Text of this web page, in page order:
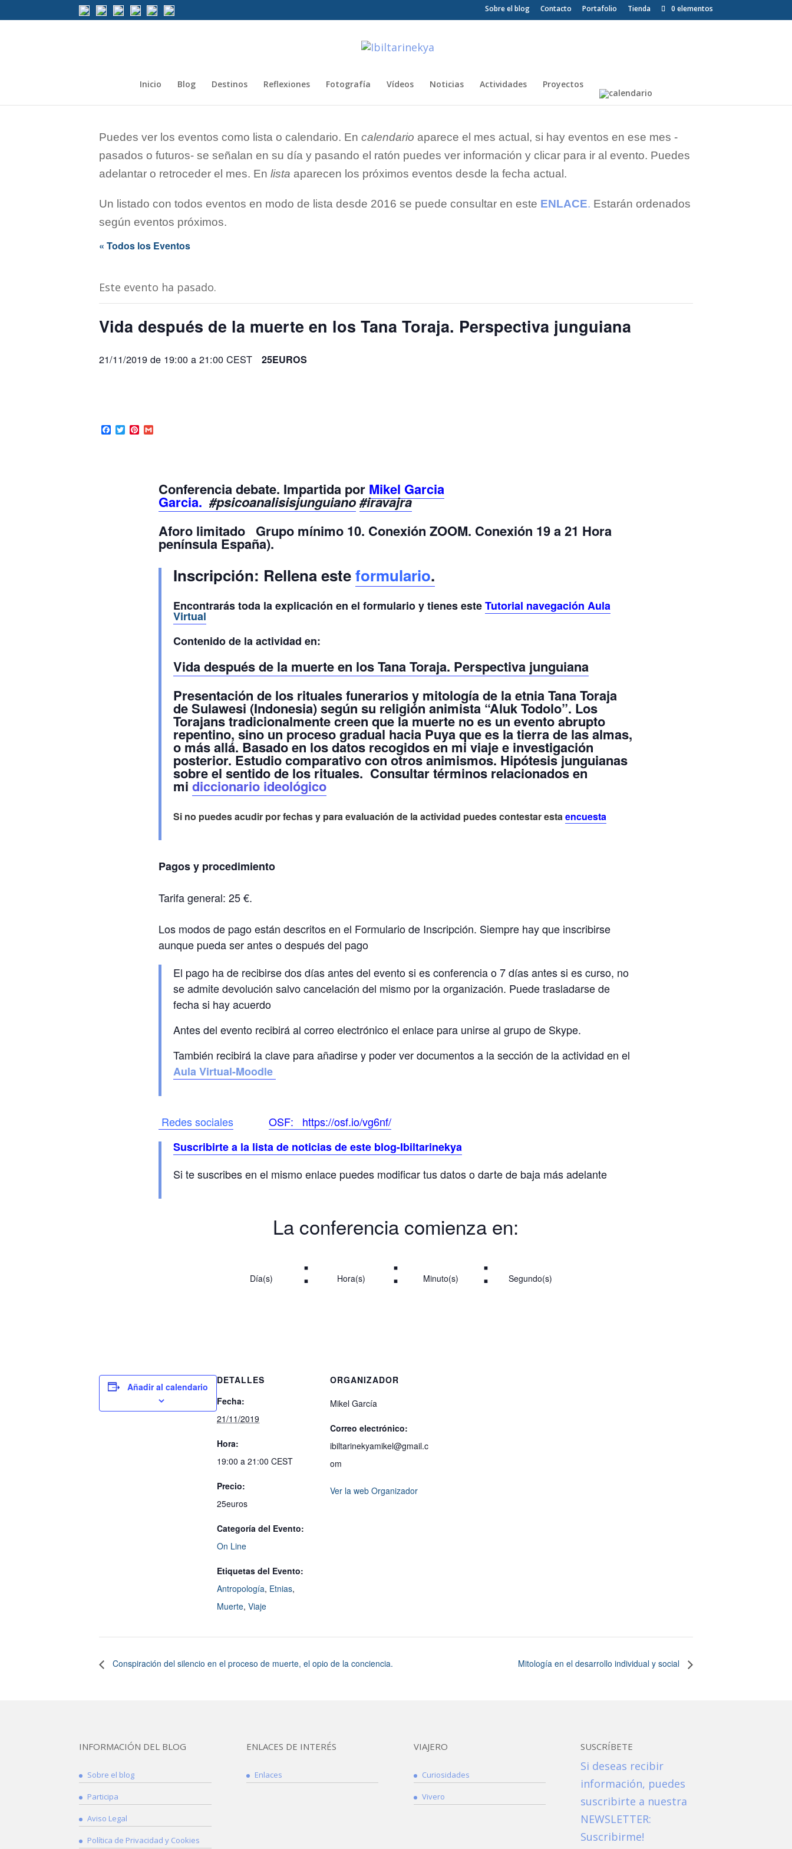
Sobre el blog Contacto Portafolio Tienda 0 elementos
Inicio Blog Destinos Reflexiones Fotografía Vídeos Noticias Actividades Proyectos
Puedes ver los eventos como lista o calendario. En calendario aparece el mes actual, si hay eventos en ese mes -
pasados o futuros- se señalan en su día y pasando el ratón puedes ver información y clicar para ir al evento. Puedes
adelantar o retroceder el mes. En lista aparecen los próximos eventos desde la fecha actual.
Un listado con todos eventos en modo de lista desde 2016 se puede consultar en este ENLACE. Estarán ordenados
según eventos próximos.
« Todos los Eventos
Este evento ha pasado.
Vida después de la muerte en los Tana Toraja. Perspectiva junguiana
21/11/2019 de 19:00 a 21:00 CEST 25EUROS
Facebook
TwitterPinterest
Conferencia debate. Impartida por Mikel Garcia
Garcia. #psicoanalisisjunguiano#iravajra
Aforo limitado Grupo mínimo 10. Conexión ZOOM. Conexión 19 a 21 Hora
península España).
Inscripción: Rellena esteformulario.
Encontrarás toda la explicación en el formulario y tienes esteTutorial navegación Aula
Virtual
Contenido de la actividad en:
Vida después de la muerte en los Tana Toraja. Perspectiva junguiana
Presentación de los rituales funerarios y mitología de la etnia Tana Toraja
de Sulawesi (Indonesia) según su religión animista “Aluk Todolo”. Los
Torajans tradicionalmente creen que la muerte no es un evento abrupto
repentino, sino un proceso gradual hacia Puya que es la tierra de las almas,
o más allá. Basado en los datos recogidos en mi viaje e investigación
posterior. Estudio comparativo con otros animismos. Hipótesis junguianas
sobre el sentido de los rituales. Consultar términos relacionados en
mi diccionario ideológico
Si no puedes acudir por fechas y para evaluación de la actividad puedes contestar estaencuesta
Pagos y procedimiento
Tarifa general: 25 €.
Los modos de pago están descritos en el Formulario de Inscripción. Siempre hay que inscribirse
aunque pueda ser antes o después del pago
El pago ha de recibirse dos días antes del evento si es conferencia o 7 días antes si es curso, no
se admite devolución salvo cancelación del mismo por la organización. Puede trasladarse de
fecha si hay acuerdo
Antes del evento recibirá al correo electrónico el enlace para unirse al grupo de Skype.
También recibirá la clave para añadirse y poder ver documentos a la sección de la actividad en el
Aula Virtual-Moodle
Redes sociales
OSF: https://osf.io/vg6nf/
Suscribirte a la lista de noticias de este blog-Ibiltarinekya
Si te suscribes en el mismo enlace puedes modificar tus datos o darte de baja más adelante
La conferencia comienza en:
Día(s) : Hora(s) : Minuto(s) : Segundo(s)
Añadir al calendario
DETALLES
Fecha:
21/11/2019
Hora:
19:00 a 21:00 CEST
Precio:
25euros
Categoría del Evento:
On Line
Etiquetas del Evento:
Antropología, Etnias,
Muerte, Viaje
ORGANIZADOR
Mikel García
Correo electrónico:
ibiltarinekyamikel@gmail.c
om
Ver la web Organizador
Conspiración del silencio en el proceso de muerte, el opio de la conciencia. Mitología en el desarrollo individual y social
INFORMACIÓN DEL BLOG
Sobre el blog
Participa
Aviso Legal
Política de Privacidad y Cookies
ENLACES DE INTERÉS
Enlaces
VIAJERO
Curiosidades
Vivero
SUSCRÍBETE
Si deseas recibir
información, puedes
suscribirte a nuestra
NEWSLETTER:
Suscribirme!